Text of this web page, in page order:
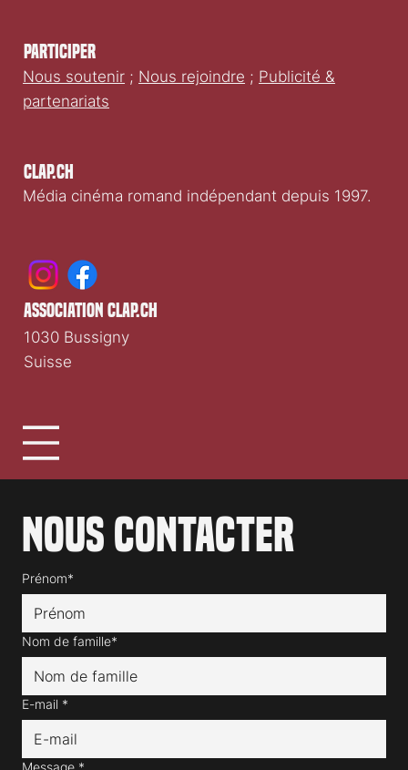
Clap.ch
Média cinéma romand indépendant depuis 1997.
Participer
Nous soutenir ; Nous rejoindre ; Publicité &
partenariats
Nous contacter
Prénom*
Nom de famille*
E-mail *
association clap.ch
1030 Bussigny
Suisse